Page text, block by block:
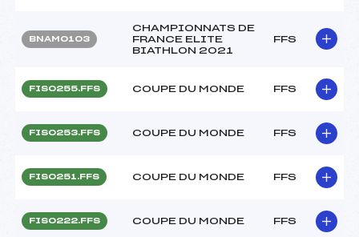
BNAM0103
CHAMPIONNATS DE
FRANCE ELITE
BIATHLON 2021
FFS
FIS0255.FFS COUPE DU MONDE FFS
FIS0253.FFS COUPE DU MONDE FFS
FIS0251.FFS COUPE DU MONDE FFS
FIS0222.FFS COUPE DU MONDE FFS